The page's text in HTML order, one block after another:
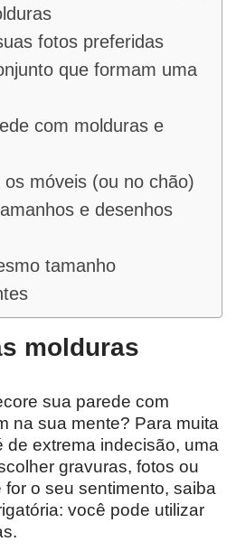
fotos preferidas
que formam uma
com molduras e
móveis (ou no chão)
e desenhos
tamanho
molduras
sua parede com
na sua mente? Para muita
de extrema indecisão, uma
gravuras, fotos ou
o seu sentimento, saiba
você pode utilizar